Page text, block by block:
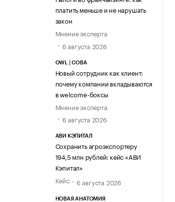
платить меньше и не нарушать
закон
Мнение эксперта
6 августа 2026
OWL | СОВА
Новый сотрудник как клиент:
почему компании вкладываются
в welcome-боксы
Мнение эксперта
6 августа 2026
АВИ КЭПИТАЛ
Сохранить агроэкспортеру
194,5 млн рублей: кейс «АВИ
Кэпитал»
Кейс
6 августа 2026
НОВАЯ АНАТОМИЯ